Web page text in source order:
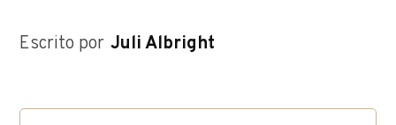
Escrito por Juli Albright